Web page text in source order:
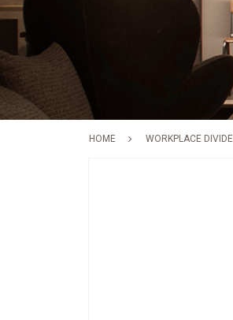
HOME WORKPLACE